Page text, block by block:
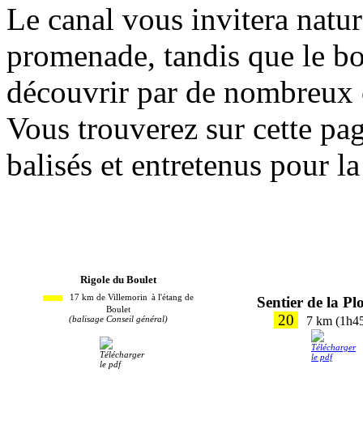
Le canal vous invitera
promenade, tandis que le
découvrir par de nombreux
Vous trouverez sur cette
balisés et entretenus pour
Rigole du Boulet
17 km de Villemorin à l'étang de
Boulet
(balisage Conseil général)
Sentier de la
20
7 km